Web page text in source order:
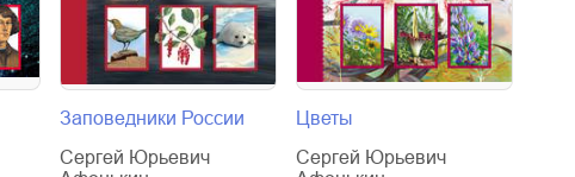
Заповедники России
Сергей Юрьевич
Цветы
Сергей Юрьевич